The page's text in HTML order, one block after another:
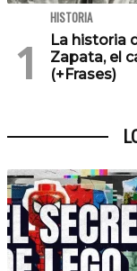
HISTORIA
La historia
Zapata, el
(+Frases)